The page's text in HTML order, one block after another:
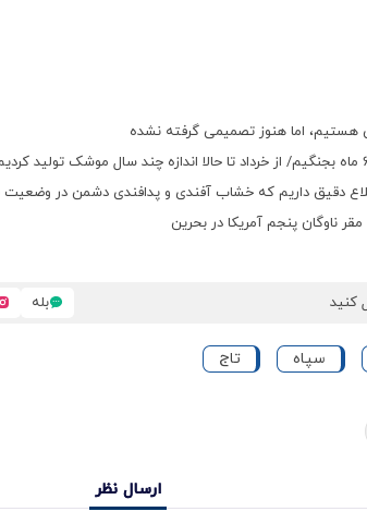
هستیم، اما هنوز تصمیمی گرفته نشده
دقیق داریم که خشاب آفندی و پدافندی دشمن در وضعیت
ناوگان پنجم آمریکا در بحرین
کنید بله
سپاه تاج
ارسال نظر